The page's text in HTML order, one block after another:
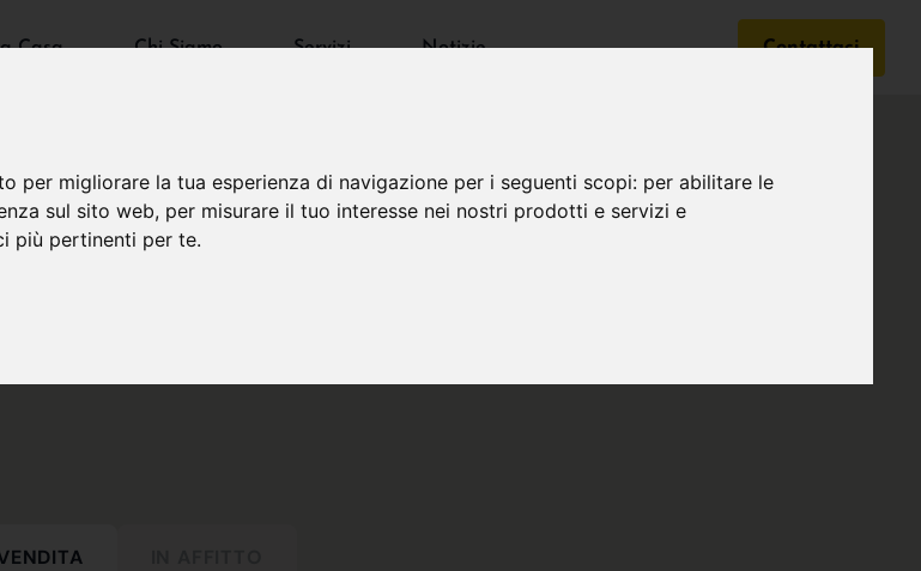
migliorare la tua esperienza di navigazione per i seguenti scopi: per abilitare le
sul sito web, per misurare il tuo interesse nei nostri prodotti e servizi e
più pertinenti per te.
Casa Chi Siamo Servizi Notizie Contattaci